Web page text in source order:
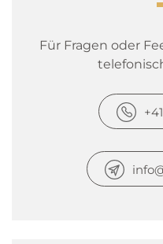
Für Fragen oder